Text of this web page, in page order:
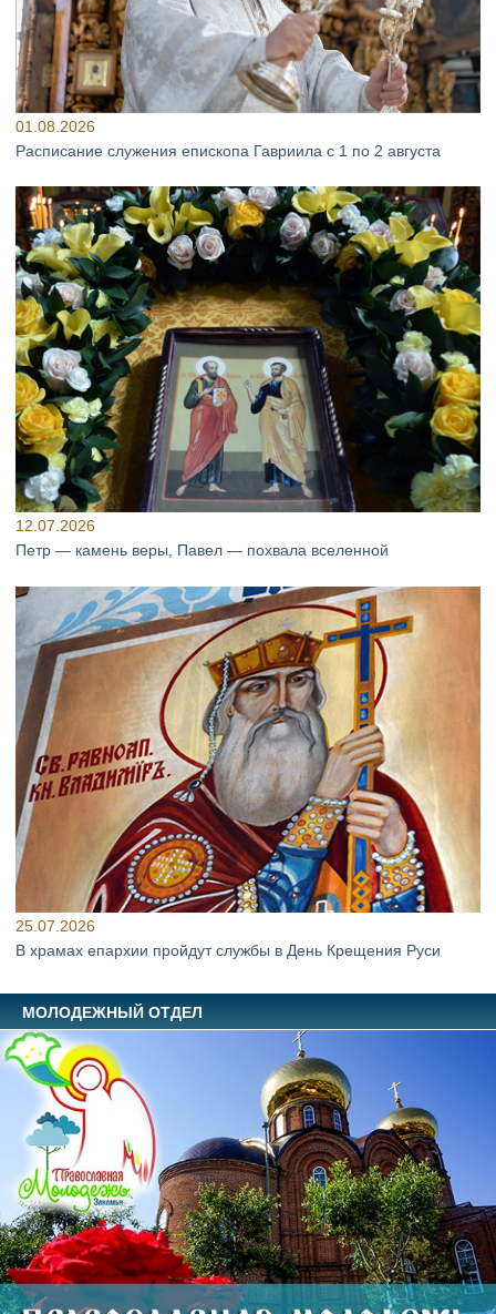
01.08.2026
Расписание служения епископа Гавриила с 1 по 2 августа
12.07.2026
Петр — камень веры, Павел — похвала вселенной
25.07.2026
В храмах епархии пройдут службы в День Крещения Руси
МОЛОДЕЖНЫЙ ОТДЕЛ